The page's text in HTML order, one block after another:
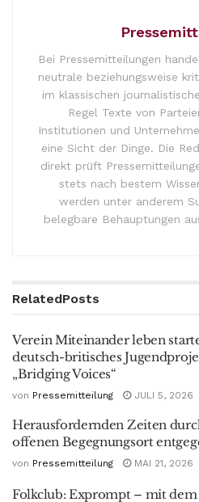
Bei Pressemitteilungen
neutrale beziehungsweise
im klassischen
Regel Texte von
Institutionen und
eine Sicht der Dinge. Die
direkt prüft
stets nach bestem
werden unter anderem
belegbare Behauptungen
RelatedPosts
Verein Miteinander leben
deutsch-britisches
„Bridging Voices“
von Pressemitteilung JULI 5, 2026
Herausfordernden Zeiten
offenen Begegnungsort
von Pressemitteilung MAI 21, 2026
Folkclub: Exprompt – mit dem